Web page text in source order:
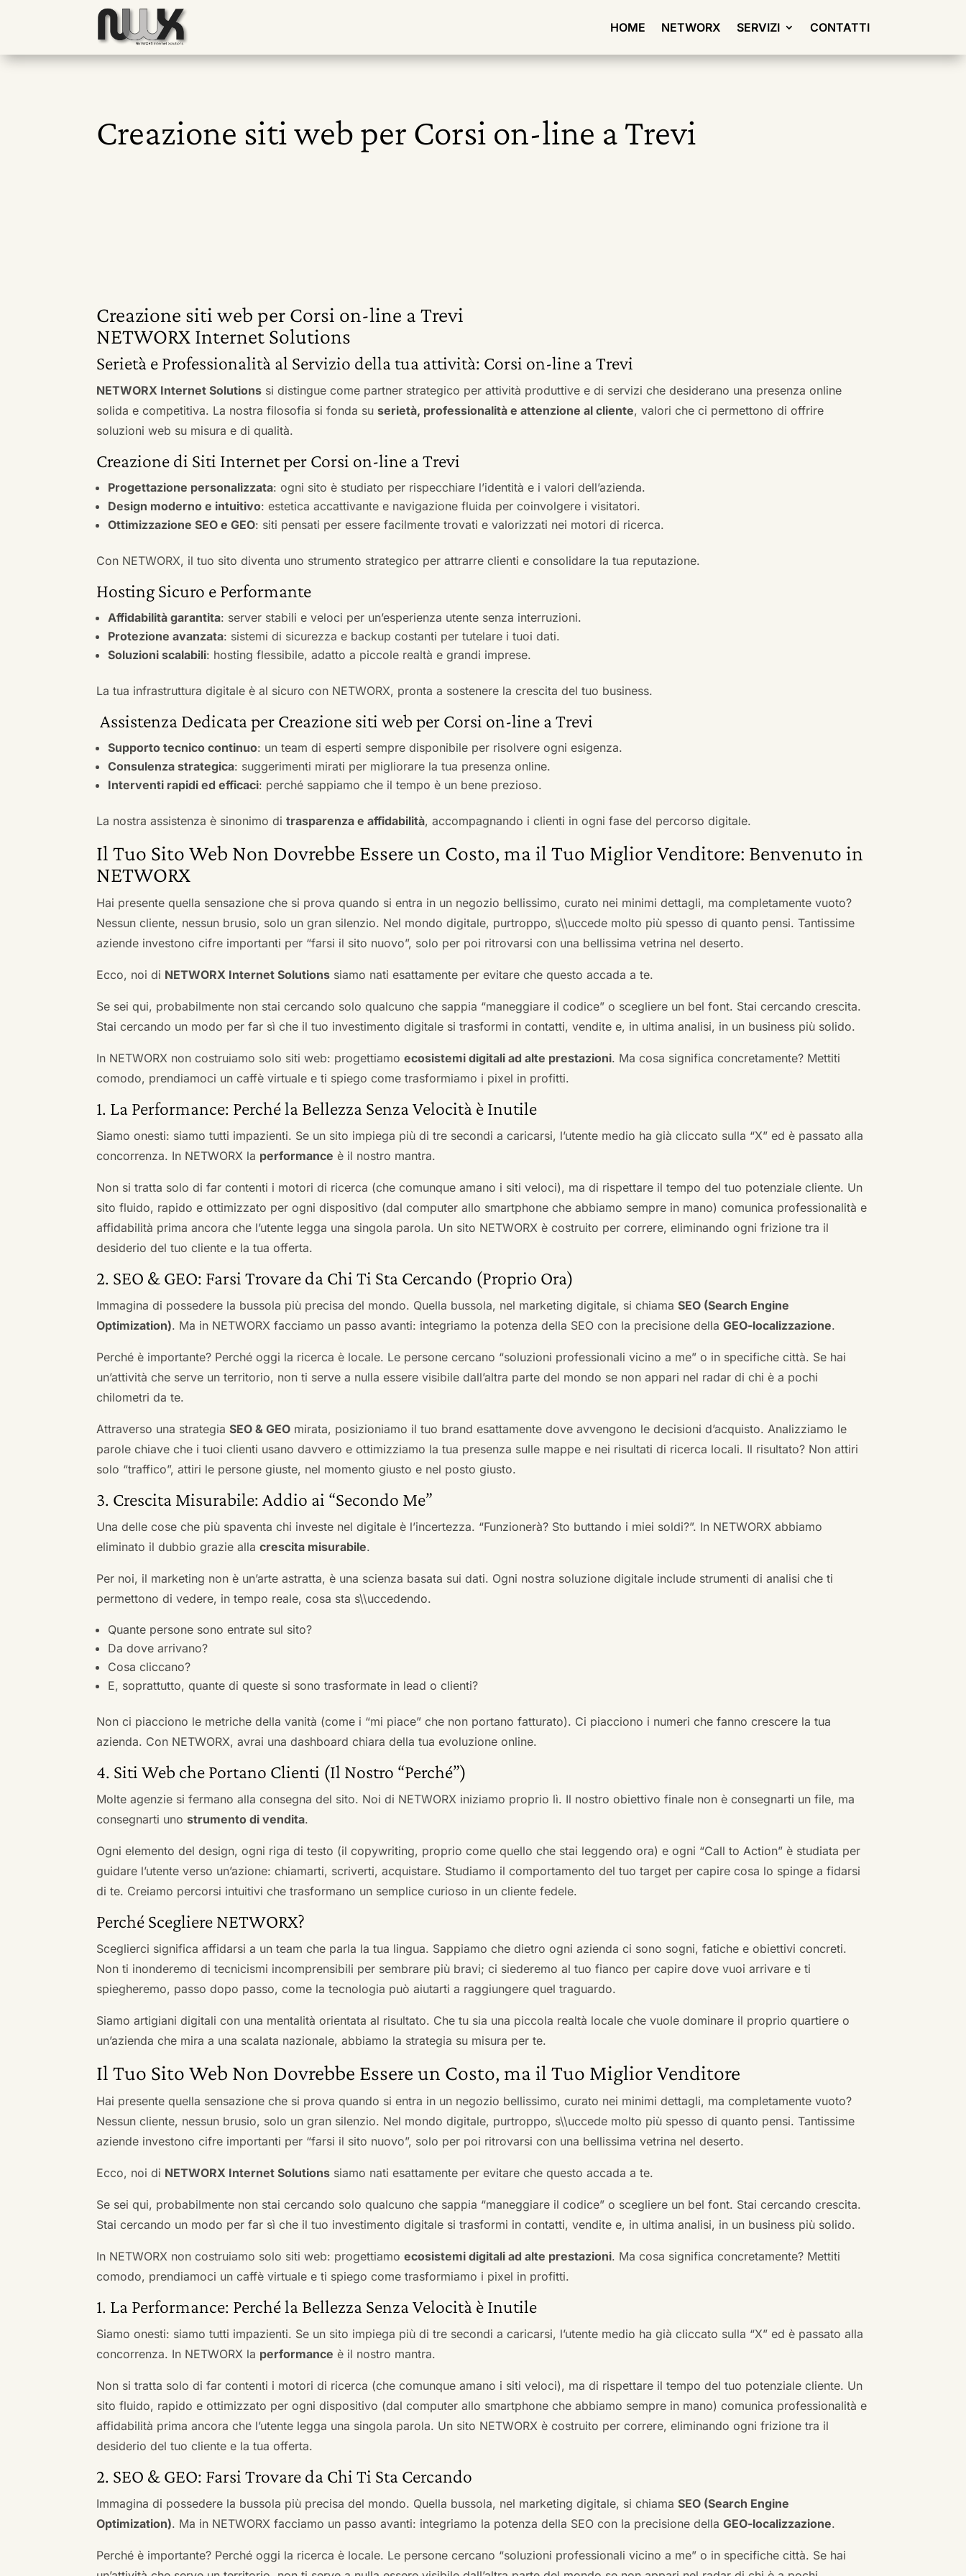
HOME NETWORX SERVIZI CONTATTI
Creazione siti web per Corsi on-line a Trevi
Creazione siti web per Corsi on-line a Trevi
NETWORX Internet Solutions
Serietà e Professionalità al Servizio della tua attività: Corsi on-line a Trevi
NETWORX Internet Solutions si distingue come partner strategico per attività produttive e di servizi che desiderano una presenza online
solida e competitiva. La nostra filosofia si fonda suserietà, professionalità e attenzione al cliente, valori che ci permettono di offrire
soluzioni web su misura e di qualità.
Creazione di Siti Internet per Corsi on-line a Trevi
Progettazione personalizzata: ogni sito è studiato per rispecchiare l’identità e i valori dell’azienda.
Design moderno e intuitivo: estetica accattivante e navigazione fluida per coinvolgere i visitatori.
Ottimizzazione SEO e GEO: siti pensati per essere facilmente trovati e valorizzati nei motori di ricerca.
Con NETWORX, il tuo sito diventa uno strumento strategico per attrarre clienti e consolidare la tua reputazione.
Hosting Sicuro e Performante
Affidabilità garantita: server stabili e veloci per un’esperienza utente senza interruzioni.
Protezione avanzata: sistemi di sicurezza e backup costanti per tutelare i tuoi dati.
Soluzioni scalabili: hosting flessibile, adatto a piccole realtà e grandi imprese.
La tua infrastruttura digitale è al sicuro con NETWORX, pronta a sostenere la crescita del tuo business.
Assistenza Dedicata per Creazione siti web per Corsi on-line a Trevi
Supporto tecnico continuo: un team di esperti sempre disponibile per risolvere ogni esigenza.
Consulenza strategica: suggerimenti mirati per migliorare la tua presenza online.
Interventi rapidi ed efficaci: perché sappiamo che il tempo è un bene prezioso.
La nostra assistenza è sinonimo ditrasparenza e affidabilità, accompagnando i clienti in ogni fase del percorso digitale.
Il Tuo Sito Web Non Dovrebbe Essere un Costo, ma il Tuo Miglior Venditore: Benvenuto in
NETWORX
Hai presente quella sensazione che si prova quando si entra in un negozio bellissimo, curato nei minimi dettagli, ma completamente vuoto?
Nessun cliente, nessun brusio, solo un gran silenzio. Nel mondo digitale, purtroppo, s\\uccede molto più spesso di quanto pensi. Tantissime
aziende investono cifre importanti per “farsi il sito nuovo”, solo per poi ritrovarsi con una bellissima vetrina nel deserto.
Ecco, noi di NETWORX Internet Solutions siamo nati esattamente per evitare che questo accada a te.
Se sei qui, probabilmente non stai cercando solo qualcuno che sappia “maneggiare il codice” o scegliere un bel font. Stai cercando crescita.
Stai cercando un modo per far sì che il tuo investimento digitale si trasformi in contatti, vendite e, in ultima analisi, in un business più solido.
In NETWORX non costruiamo solo siti web: progettiamoecosistemi digitali ad alte prestazioni. Ma cosa significa concretamente? Mettiti
comodo, prendiamoci un caffè virtuale e ti spiego come trasformiamo i pixel in profitti.
1. La Performance: Perché la Bellezza Senza Velocità è Inutile
Siamo onesti: siamo tutti impazienti. Se un sito impiega più di tre secondi a caricarsi, l’utente medio ha già cliccato sulla “X” ed è passato alla
concorrenza. In NETWORX la performance è il nostro mantra.
Non si tratta solo di far contenti i motori di ricerca (che comunque amano i siti veloci), ma di rispettare il tempo del tuo potenziale cliente. Un
sito fluido, rapido e ottimizzato per ogni dispositivo (dal computer allo smartphone che abbiamo sempre in mano) comunica professionalità e
affidabilità prima ancora che l’utente legga una singola parola. Un sito NETWORX è costruito per correre, eliminando ogni frizione tra il
desiderio del tuo cliente e la tua offerta.
2. SEO & GEO: Farsi Trovare da Chi Ti Sta Cercando (Proprio Ora)
Immagina di possedere la bussola più precisa del mondo. Quella bussola, nel marketing digitale, si chiamaSEO (Search Engine
Optimization). Ma in NETWORX facciamo un passo avanti: integriamo la potenza della SEO con la precisione dellaGEO-localizzazione.
Perché è importante? Perché oggi la ricerca è locale. Le persone cercano “soluzioni professionali vicino a me” o in specifiche città. Se hai
un’attività che serve un territorio, non ti serve a nulla essere visibile dall’altra parte del mondo se non appari nel radar di chi è a pochi
chilometri da te.
Attraverso una strategiaSEO & GEO mirata, posizioniamo il tuo brand esattamente dove avvengono le decisioni d’acquisto. Analizziamo le
parole chiave che i tuoi clienti usano davvero e ottimizziamo la tua presenza sulle mappe e nei risultati di ricerca locali. Il risultato? Non attiri
solo “traffico”, attiri le persone giuste, nel momento giusto e nel posto giusto.
3. Crescita Misurabile: Addio ai “Secondo Me”
Una delle cose che più spaventa chi investe nel digitale è l’incertezza. “Funzionerà? Sto buttando i miei soldi?”. In NETWORX abbiamo
eliminato il dubbio grazie allacrescita misurabile.
Per noi, il marketing non è un’arte astratta, è una scienza basata sui dati. Ogni nostra soluzione digitale include strumenti di analisi che ti
permettono di vedere, in tempo reale, cosa sta s\\uccedendo.
Quante persone sono entrate sul sito?
Da dove arrivano?
Cosa cliccano?
E, soprattutto, quante di queste si sono trasformate in lead o clienti?
Non ci piacciono le metriche della vanità (come i “mi piace” che non portano fatturato). Ci piacciono i numeri che fanno crescere la tua
azienda. Con NETWORX, avrai una dashboard chiara della tua evoluzione online.
4. Siti Web che Portano Clienti (Il Nostro “Perché”)
Molte agenzie si fermano alla consegna del sito. Noi di NETWORX iniziamo proprio lì. Il nostro obiettivo finale non è consegnarti un file, ma
consegnarti unostrumento di vendita.
Ogni elemento del design, ogni riga di testo (il copywriting, proprio come quello che stai leggendo ora) e ogni “Call to Action” è studiata per
guidare l’utente verso un’azione: chiamarti, scriverti, acquistare. Studiamo il comportamento del tuo target per capire cosa lo spinge a fidarsi
di te. Creiamo percorsi intuitivi che trasformano un semplice curioso in un cliente fedele.
Perché Scegliere NETWORX?
Sceglierci significa affidarsi a un team che parla la tua lingua. Sappiamo che dietro ogni azienda ci sono sogni, fatiche e obiettivi concreti.
Non ti inonderemo di tecnicismi incomprensibili per sembrare più bravi; ci siederemo al tuo fianco per capire dove vuoi arrivare e ti
spiegheremo, passo dopo passo, come la tecnologia può aiutarti a raggiungere quel traguardo.
Siamo artigiani digitali con una mentalità orientata al risultato. Che tu sia una piccola realtà locale che vuole dominare il proprio quartiere o
un’azienda che mira a una scalata nazionale, abbiamo la strategia su misura per te.
Il Tuo Sito Web Non Dovrebbe Essere un Costo, ma il Tuo Miglior Venditore
Hai presente quella sensazione che si prova quando si entra in un negozio bellissimo, curato nei minimi dettagli, ma completamente vuoto?
Nessun cliente, nessun brusio, solo un gran silenzio. Nel mondo digitale, purtroppo, s\\uccede molto più spesso di quanto pensi. Tantissime
aziende investono cifre importanti per “farsi il sito nuovo”, solo per poi ritrovarsi con una bellissima vetrina nel deserto.
Ecco, noi di NETWORX Internet Solutions siamo nati esattamente per evitare che questo accada a te.
Se sei qui, probabilmente non stai cercando solo qualcuno che sappia “maneggiare il codice” o scegliere un bel font. Stai cercando crescita.
Stai cercando un modo per far sì che il tuo investimento digitale si trasformi in contatti, vendite e, in ultima analisi, in un business più solido.
In NETWORX non costruiamo solo siti web: progettiamoecosistemi digitali ad alte prestazioni. Ma cosa significa concretamente? Mettiti
comodo, prendiamoci un caffè virtuale e ti spiego come trasformiamo i pixel in profitti.
1. La Performance: Perché la Bellezza Senza Velocità è Inutile
Siamo onesti: siamo tutti impazienti. Se un sito impiega più di tre secondi a caricarsi, l’utente medio ha già cliccato sulla “X” ed è passato alla
concorrenza. In NETWORX la performance è il nostro mantra.
Non si tratta solo di far contenti i motori di ricerca (che comunque amano i siti veloci), ma di rispettare il tempo del tuo potenziale cliente. Un
sito fluido, rapido e ottimizzato per ogni dispositivo (dal computer allo smartphone che abbiamo sempre in mano) comunica professionalità e
affidabilità prima ancora che l’utente legga una singola parola. Un sito NETWORX è costruito per correre, eliminando ogni frizione tra il
desiderio del tuo cliente e la tua offerta.
2. SEO & GEO: Farsi Trovare da Chi Ti Sta Cercando
Immagina di possedere la bussola più precisa del mondo. Quella bussola, nel marketing digitale, si chiamaSEO (Search Engine
Optimization). Ma in NETWORX facciamo un passo avanti: integriamo la potenza della SEO con la precisione dellaGEO-localizzazione.
Perché è importante? Perché oggi la ricerca è locale. Le persone cercano “soluzioni professionali vicino a me” o in specifiche città. Se hai